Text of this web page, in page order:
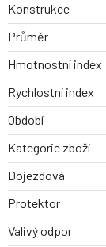
Konstrukce
Průměr
Hmotnostní index
Rychlostní index
Období
Kategorie zboží
Dojezdová
Protektor
Valivý odpor